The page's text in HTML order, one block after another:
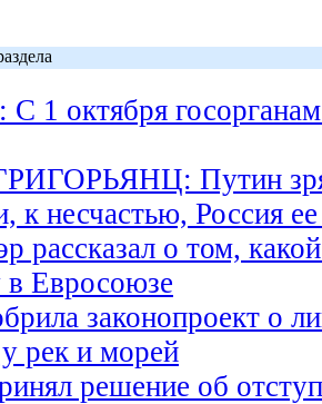
1 октября госорганам
Путин
к несчастью, Россия
рассказал о том,
в Евросоюзе
законопроект о
рек и морей
решение об